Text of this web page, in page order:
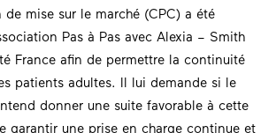
de mise sur le marché (CPC) a été
Pas à Pas avec Alexia – Smith
France afin de permettre la continuité
patients adultes. Il lui demande si le
donner une suite favorable à cette
garantir une prise en charge continue et